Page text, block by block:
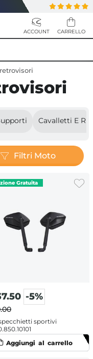
Cavalletti E
Filtri Moto
-5%
sportivi